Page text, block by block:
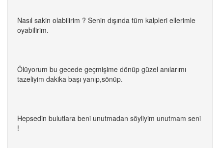
Nasıl sakin olabilirim ? Senin dışında tüm kalpleri ellerimle
oyabilirim.
Ölüyorum bu gecede geçmişime dönüp güzel anılarımı
tazeliyim dakika başı yanıp,sönüp.
Hepsedin bulutlara beni unutmadan söyliyim unutmam seni
!